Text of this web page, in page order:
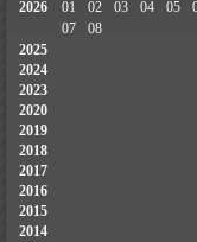
2026 01 02 03 04 05
07
08
2025
2024
2023
2020
2019
2018
2017
2016
2015
2014